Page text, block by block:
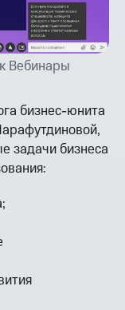
Вебинары
бизнес-юнита
задачи бизнеса